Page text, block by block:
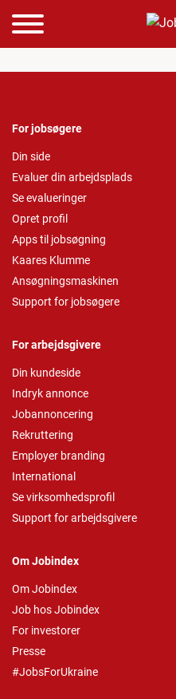
For jobsøgere
Din side
Evaluer din arbejdsplads
Se evalueringer
Opret profil
Apps til jobsøgning
Kaares Klumme
Ansøgningsmaskinen
Support for jobsøgere
For arbejdsgivere
Din kundeside
Indryk annonce
Jobannoncering
Rekruttering
Employer branding
International
Se virksomhedsprofil
Support for arbejdsgivere
Om Jobindex
Om Jobindex
Job hos Jobindex
For investorer
Presse
#JobsForUkraine